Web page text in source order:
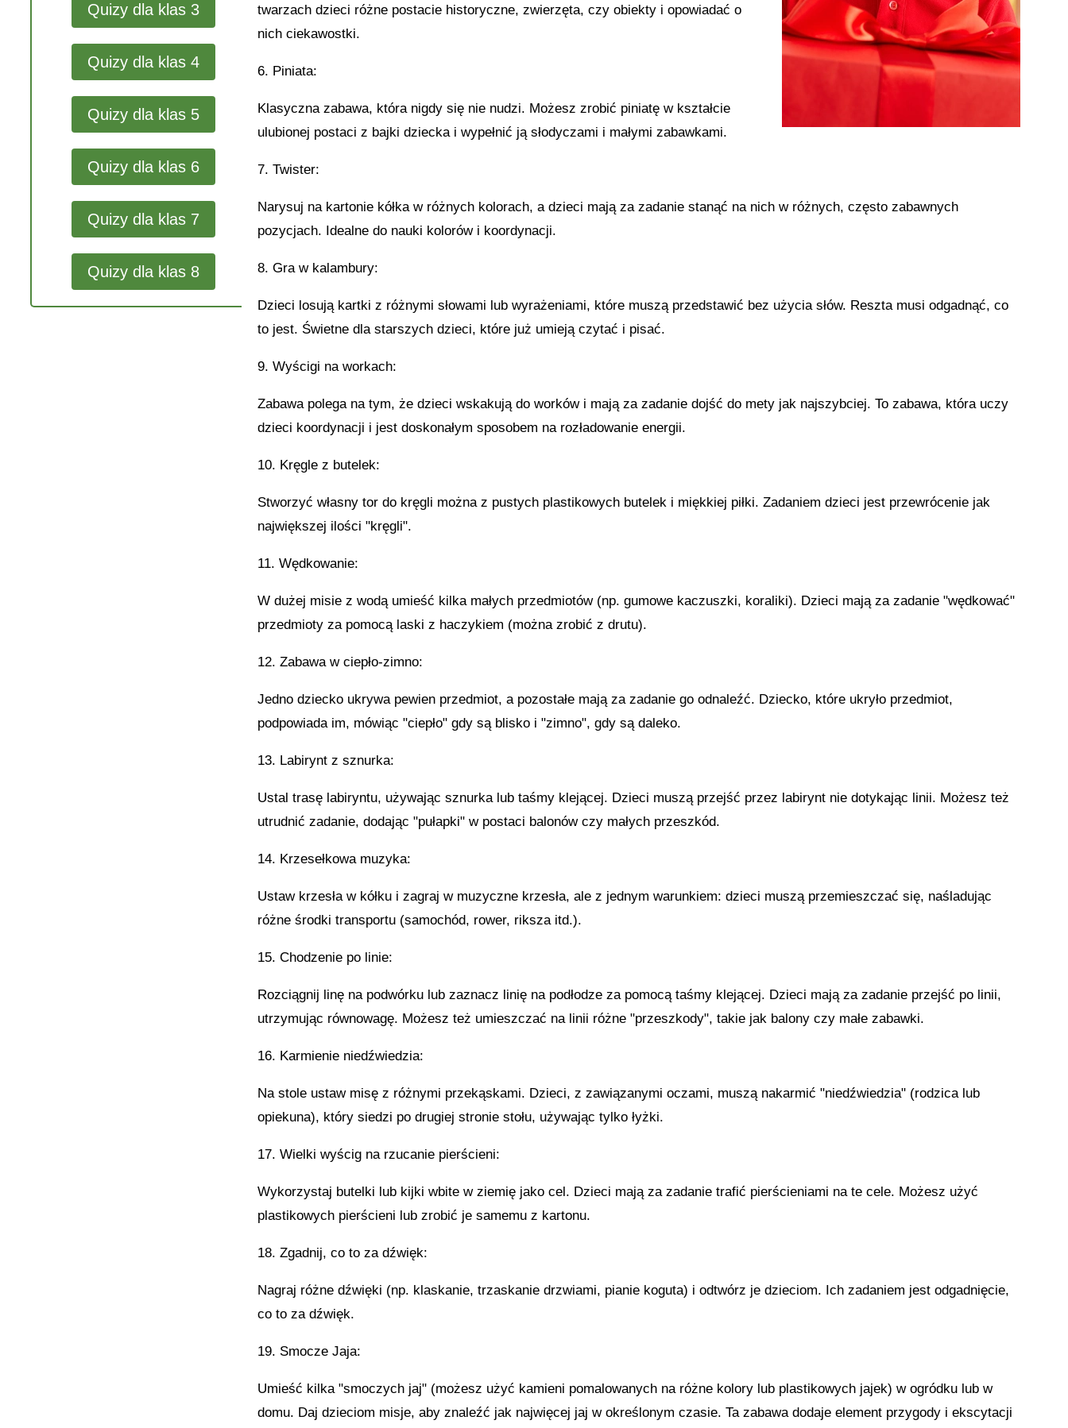
Quizy dla klas 3
Quizy dla klas 4
Quizy dla klas 5
Quizy dla klas 6
Quizy dla klas 7
Quizy dla klas 8
twarzach dzieci różne postacie historyczne, zwierzęta, czy obiekty i opowiadać o
nich ciekawostki.
6. Piniata:
Klasyczna zabawa, która nigdy się nie nudzi. Możesz zrobić piniatę w kształcie
ulubionej postaci z bajki dziecka i wypełnić ją słodyczami i małymi zabawkami.
7. Twister:
Narysuj na kartonie kółka w różnych kolorach, a dzieci mają za zadanie stanąć na nich w różnych, często zabawnych
pozycjach. Idealne do nauki kolorów i koordynacji.
8. Gra w kalambury:
Dzieci losują kartki z różnymi słowami lub wyrażeniami, które muszą przedstawić bez użycia słów. Reszta musi odgadnąć, co
to jest. Świetne dla starszych dzieci, które już umieją czytać i pisać.
9. Wyścigi na workach:
Zabawa polega na tym, że dzieci wskakują do worków i mają za zadanie dojść do mety jak najszybciej. To zabawa, która uczy
dzieci koordynacji i jest doskonałym sposobem na rozładowanie energii.
10. Kręgle z butelek:
Stworzyć własny tor do kręgli można z pustych plastikowych butelek i miękkiej piłki. Zadaniem dzieci jest przewrócenie jak
największej ilości "kręgli".
11. Wędkowanie:
W dużej misie z wodą umieść kilka małych przedmiotów (np. gumowe kaczuszki, koraliki). Dzieci mają za zadanie "wędkować"
przedmioty za pomocą laski z haczykiem (można zrobić z drutu).
12. Zabawa w ciepło-zimno:
Jedno dziecko ukrywa pewien przedmiot, a pozostałe mają za zadanie go odnaleźć. Dziecko, które ukryło przedmiot,
podpowiada im, mówiąc "ciepło" gdy są blisko i "zimno", gdy są daleko.
13. Labirynt z sznurka:
Ustal trasę labiryntu, używając sznurka lub taśmy klejącej. Dzieci muszą przejść przez labirynt nie dotykając linii. Możesz też
utrudnić zadanie, dodając "pułapki" w postaci balonów czy małych przeszkód.
14. Krzesełkowa muzyka:
Ustaw krzesła w kółku i zagraj w muzyczne krzesła, ale z jednym warunkiem: dzieci muszą przemieszczać się, naśladując
różne środki transportu (samochód, rower, riksza itd.).
15. Chodzenie po linie:
Rozciągnij linę na podwórku lub zaznacz linię na podłodze za pomocą taśmy klejącej. Dzieci mają za zadanie przejść po linii,
utrzymując równowagę. Możesz też umieszczać na linii różne "przeszkody", takie jak balony czy małe zabawki.
16. Karmienie niedźwiedzia:
Na stole ustaw misę z różnymi przekąskami. Dzieci, z zawiązanymi oczami, muszą nakarmić "niedźwiedzia" (rodzica lub
opiekuna), który siedzi po drugiej stronie stołu, używając tylko łyżki.
17. Wielki wyścig na rzucanie pierścieni:
Wykorzystaj butelki lub kijki wbite w ziemię jako cel. Dzieci mają za zadanie trafić pierścieniami na te cele. Możesz użyć
plastikowych pierścieni lub zrobić je samemu z kartonu.
18. Zgadnij, co to za dźwięk:
Nagraj różne dźwięki (np. klaskanie, trzaskanie drzwiami, pianie koguta) i odtwórz je dzieciom. Ich zadaniem jest odgadnięcie,
co to za dźwięk.
19. Smocze Jaja:
Umieść kilka "smoczych jaj" (możesz użyć kamieni pomalowanych na różne kolory lub plastikowych jajek) w ogródku lub w
domu. Daj dzieciom misje, aby znaleźć jak najwięcej jaj w określonym czasie. Ta zabawa dodaje element przygody i ekscytacji